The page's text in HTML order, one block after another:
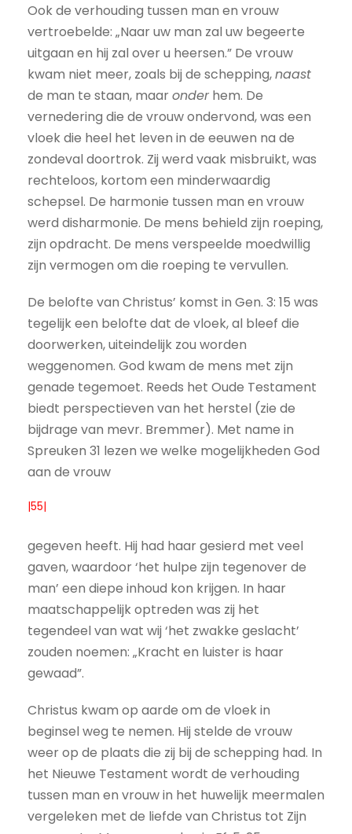
Ook de verhouding tussen man en vrouw
vertroebelde: „Naar uw man zal uw begeerte
uitgaan en hij zal over u heersen.” De vrouw
kwam niet meer, zoals bij de schepping,naast
de man te staan, maaronderhem. De
vernedering die de vrouw ondervond, was een
vloek die heel het leven in de eeuwen na de
zondeval doortrok. Zij werd vaak misbruikt, was
rechteloos, kortom een minderwaardig
schepsel. De harmonie tussen man en vrouw
werd disharmonie. De mens behield zijn roeping,
zijn opdracht. De mens verspeelde moedwillig
zijn vermogen om die roeping te vervullen.
De belofte van Christus’ komst in Gen. 3: 15 was
tegelijk een belofte dat de vloek, al bleef die
doorwerken, uiteindelijk zou worden
weggenomen. God kwam de mens met zijn
genade tegemoet. Reeds het Oude Testament
biedt perspectieven van het herstel (zie de
bijdrage van mevr. Bremmer). Met name in
Spreuken 31 lezen we welke mogelijkheden God
aan de vrouw
|55|
gegeven heeft. Hij had haar gesierd met veel
gaven, waardoor ‘het hulpe zijn tegenover de
man’ een diepe inhoud kon krijgen. In haar
maatschappelijk optreden was zij het
tegendeel van wat wij ‘het zwakke geslacht’
zouden noemen: „Kracht en luister is haar
gewaad”.
Christus kwam op aarde om de vloek in
beginsel weg te nemen. Hij stelde de vrouw
weer op de plaats die zij bij de schepping had. In
het Nieuwe Testament wordt de verhouding
tussen man en vrouw in het huwelijk meermalen
vergeleken met de liefde van Christus tot Zijn